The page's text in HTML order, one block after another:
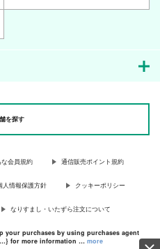
を探す
な会員規約 通信販売ポイント規約
人情報保護方針 クッキーポリシー
なりすまし・いたずら注文について
your purchases by using purchases agent
for more information … more